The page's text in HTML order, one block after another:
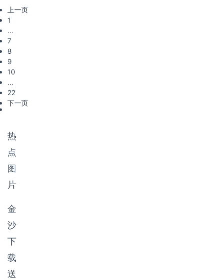
2019年中国
传媒产业规
模达
22887.8亿
元，同比增
长9.2%。
强现实
(augmented
reality，简
称ar)，是一
种实时地计
算摄影机影
像的位置及
角度并加上
相应图像的
技术，这种
把虚拟世界
界并进行互
动。
目视频互动
模式包括分
息探索、多
视角探索、
隐藏剧情；
广告互动视
包括选择
类、手势互
网公司发展
迅猛，业务
覆盖已经相
当全面。如
今随着音乐
剧逐渐被观
众接受和喜
爱，人们对
音乐剧也有
了更多的需
求。近两
入、观众数
量、引进剧
了一个质的
增长，更是
让我们看到
潜力。
短视频社交
应用产品，
主打及时摄
制、快速编
辑与实时分
享；同年，
中国2011年
推出秒拍，
自此拉开短
视频序幕。
能手机拍摄
往往时间不
超过30秒的
视频，可通
或美修后广
交平台，主
要分为社交
类、资讯
类、推广类
而移动短视
频行业因其
上一页
1
...
7
8
9
10
...
22
下一页
热
点
图
片
金
沙
下
载
送